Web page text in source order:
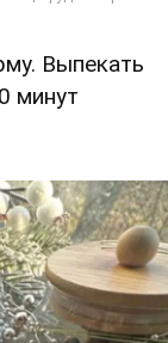
Выпекать
минут